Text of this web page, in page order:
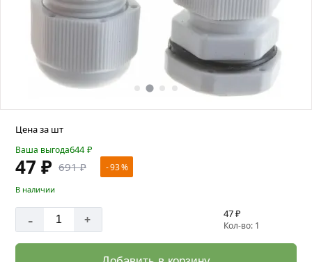
Цена за шт
Ваша выгода644 ₽
47 ₽ 691 ₽ - 93 %
В наличии
- + 47 ₽
Кол-во: 1